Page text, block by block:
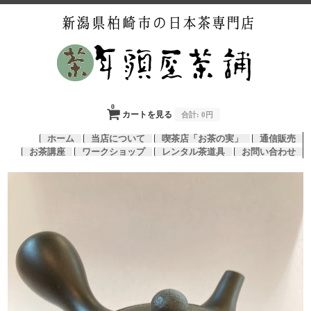
カートを見る
0
合計: 0円
ホーム 当店について 喫茶店「お茶の実」
通信販売
お茶講座
ワークショップ レンタル茶道具 お問い合わせ